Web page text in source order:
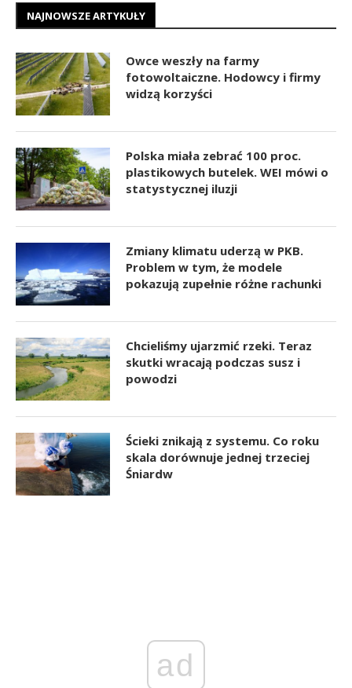
NAJNOWSZE ARTYKUŁY
Owce weszły na farmy
fotowoltaiczne. Hodowcy i firmy
widzą korzyści
Polska miała zebrać 100 proc.
plastikowych butelek. WEI mówi o
statystycznej iluzji
Zmiany klimatu uderzą w PKB.
Problem w tym, że modele
pokazują zupełnie różne rachunki
Chcieliśmy ujarzmić rzeki. Teraz
skutki wracają podczas susz i
powodzi
Ścieki znikają z systemu. Co roku
skala dorównuje jednej trzeciej
Śniardw
ad